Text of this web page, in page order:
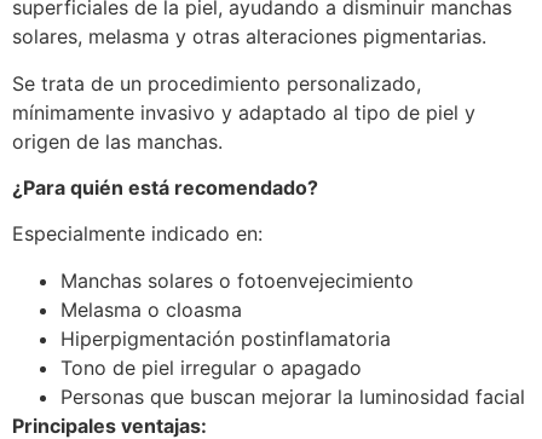
superficiales de la piel, ayudando a disminuir manchas
solares, melasma y otras alteraciones pigmentarias.
Se trata de un procedimiento personalizado,
mínimamente invasivo y adaptado al tipo de piel y
origen de las manchas.
¿Para quién está recomendado?
Especialmente indicado en:
Manchas solares o fotoenvejecimiento
Melasma o cloasma
Hiperpigmentación postinflamatoria
Tono de piel irregular o apagado
Personas que buscan mejorar la luminosidad facial
Principales ventajas: